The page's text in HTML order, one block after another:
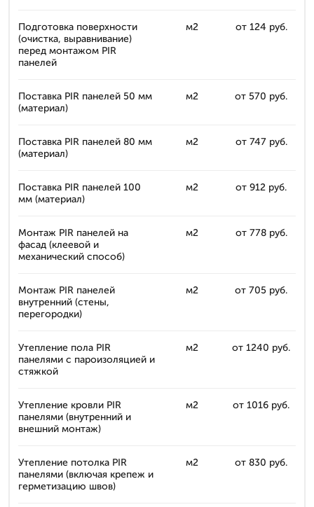
Подготовка поверхности
(очистка, выравнивание)
перед монтажом PIR
панелей
м2 от 124 руб.
Поставка PIR панелей 50 мм
(материал)
м2 от 570 руб.
Поставка PIR панелей 80 мм
(материал)
м2 от 747 руб.
Поставка PIR панелей 100
мм (материал)
м2 от 912 руб.
Монтаж PIR панелей на
фасад (клеевой и
механический способ)
м2 от 778 руб.
Монтаж PIR панелей
внутренний (стены,
перегородки)
м2 от 705 руб.
Утепление пола PIR
панелями с пароизоляцией и
стяжкой
м2 от 1240 руб.
Утепление кровли PIR
панелями (внутренний и
внешний монтаж)
м2 от 1016 руб.
Утепление потолка PIR
панелями (включая крепеж и
герметизацию швов)
м2 от 830 руб.